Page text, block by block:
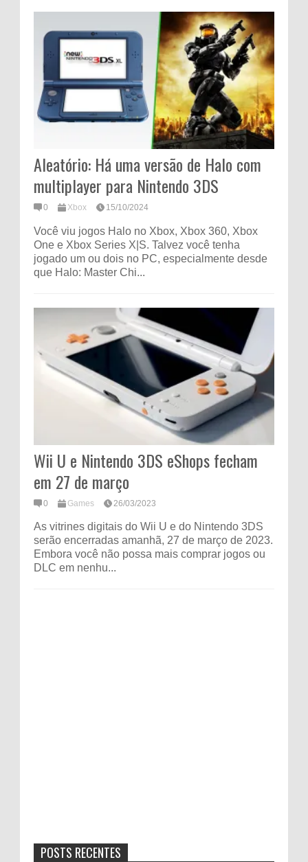
Aleatório: Há uma versão de Halo com
multiplayer para Nintendo 3DS
0 Xbox 15/10/2024
Você viu jogos Halo no Xbox, Xbox 360, Xbox
One e Xbox Series X|S. Talvez você tenha
jogado um ou dois no PC, especialmente desde
que Halo: Master Chi...
Wii U e Nintendo 3DS eShops fecham
em 27 de março
0 Games 26/03/2023
As vitrines digitais do Wii U e do Nintendo 3DS
serão encerradas amanhã, 27 de março de 2023.
Embora você não possa mais comprar jogos ou
DLC em nenhu...
POSTS RECENTES